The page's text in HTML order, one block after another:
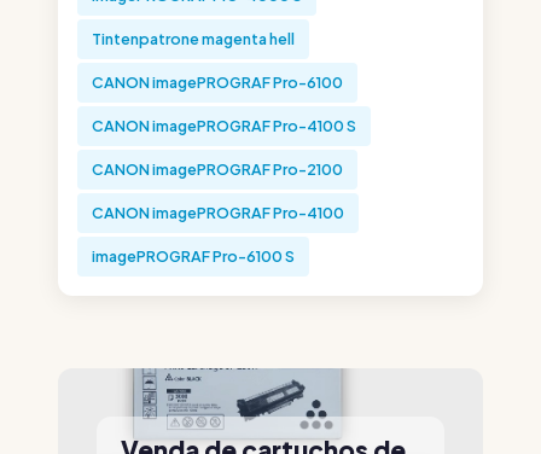
Tintenpatrone magenta hell
CANON imagePROGRAF Pro-6100
CANON imagePROGRAF Pro-4100 S
CANON imagePROGRAF Pro-2100
CANON imagePROGRAF Pro-4100
imagePROGRAF Pro-6100 S